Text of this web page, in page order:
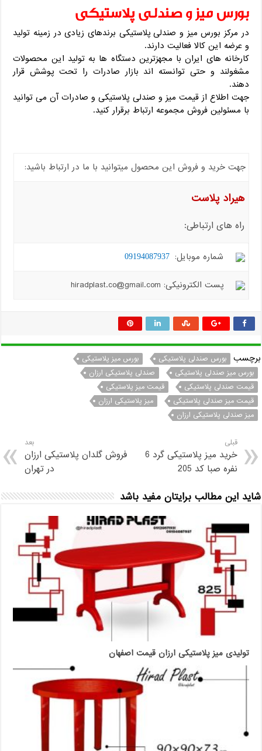
بورس میز و صندلی پلاستیکی
در مرکز بورس میز و صندلی پلاستیکی برندهای زیادی در زمینه تولید
و عرضه این کالا فعالیت دارند.
کارخانه های ایران با مجهزترین دستگاه ها به تولید این محصولات
مشغولند و حتی توانسته اند بازار صادرات را تحت پوشش قرار
دهند.
جهت اطلاع از قیمت میز و صندلی پلاستیکی و صادرات آن می توانید
با مسئولین فروش مجموعه ارتباط برقرار کنید.
جهت خرید و فروش این محصول میتوانید با ما در ارتباط باشید:
هیراد پلاست
راه های ارتباطی:
شماره موبایل: 09194087937
پست الکترونیکی: hiradplast.co@gmail.com
برچسب بورس صندلی پلاستیکی
بورس میز پلاستیکی
بورس میز صندلی پلاستیکی
صندلی پلاستیکی ارزان
قیمت صندلی پلاستیکی
قیمت میز پلاستیکی
قیمت میز صندلی پلاستیکی
میز پلاستیکی ارزان
میز صندلی پلاستیکی ارزان
قبلی
خرید میز پلاستیکی گرد 6
نفره صبا کد 205
بعد
فروش گلدان پلاستیکی ارزان
در تهران
شاید این مطالب برایتان مفید باشد
تولیدی میز پلاستیکی ارزان قیمت اصفهان